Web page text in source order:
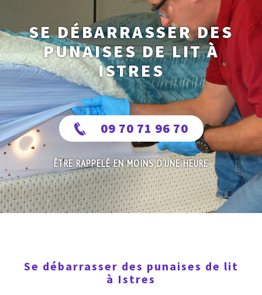
SE DÉBARRASSER DES
PUNAISES DE LIT À
ISTRES
09 70 71 96 70
ÊTRE RAPPELÉ EN MOINS D'UNE HEURE
Se débarrasser des punaises de lit
à Istres